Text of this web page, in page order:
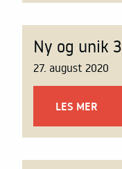
Ny og unik
27. august 2020
LES MER